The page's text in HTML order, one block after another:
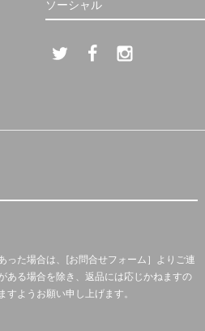
ソーシャル
った場合は、[お問合せフォーム］よりご連
ある場合を除き、返品には応じかねますの
すようお願い申し上げます。